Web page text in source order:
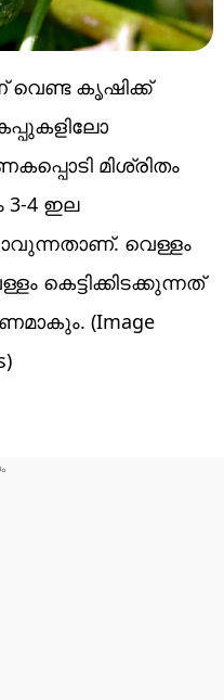
കൃഷിക്ക്
മിശ്രിതം
3-4 ഇല
വെള്ളം
കെട്ടിക്കിടക്കുന്നത്
(Image